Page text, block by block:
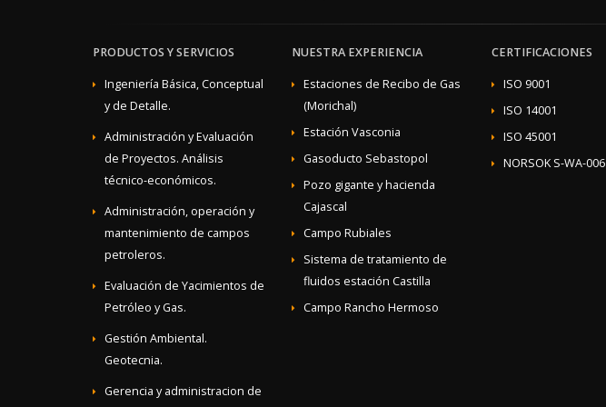
PRODUCTOS Y SERVICIOS
Ingeniería Básica, Conceptual
y de Detalle.
Administración y Evaluación
de Proyectos. Análisis
técnico-económicos.
Administración, operación y
mantenimiento de campos
petroleros.
Evaluación de Yacimientos de
Petróleo y Gas.
Gestión Ambiental.
Geotecnia.
Gerencia y administracion de
NUESTRA EXPERIENCIA
Estaciones de Recibo de Gas
(Morichal)
Estación Vasconia
Gasoducto Sebastopol
Pozo gigante y hacienda
Cajascal
Campo Rubiales
Sistema de tratamiento de
fluidos estación Castilla
Campo Rancho Hermoso
CERTIFICACIONES
ISO 9001
ISO 14001
ISO 45001
NORSOK S-WA-006